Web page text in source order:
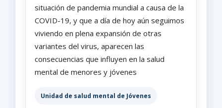
situación de pandemia mundial a causa de la
COVID-19, y que a día de hoy aún seguimos
viviendo en plena expansión de otras
variantes del virus, aparecen las
consecuencias que influyen en la salud
mental de menores y jóvenes
Unidad de salud mental de Jóvenes